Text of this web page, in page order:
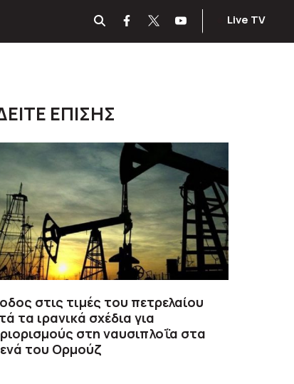
Live TV
ΕΠΙΣΗΣ
στις τιμές του πετρελαίου
τα ιρανικά σχέδια για
στη ναυσιπλοΐα στα
του Ορμούζ